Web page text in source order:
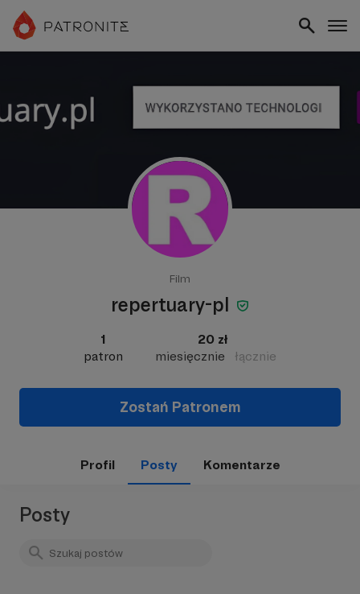
Film
repertuary-pl
1
patron
20 zł
miesięcznie
łącznie
Zostań Patronem
Profil Posty Komentarze
Posty